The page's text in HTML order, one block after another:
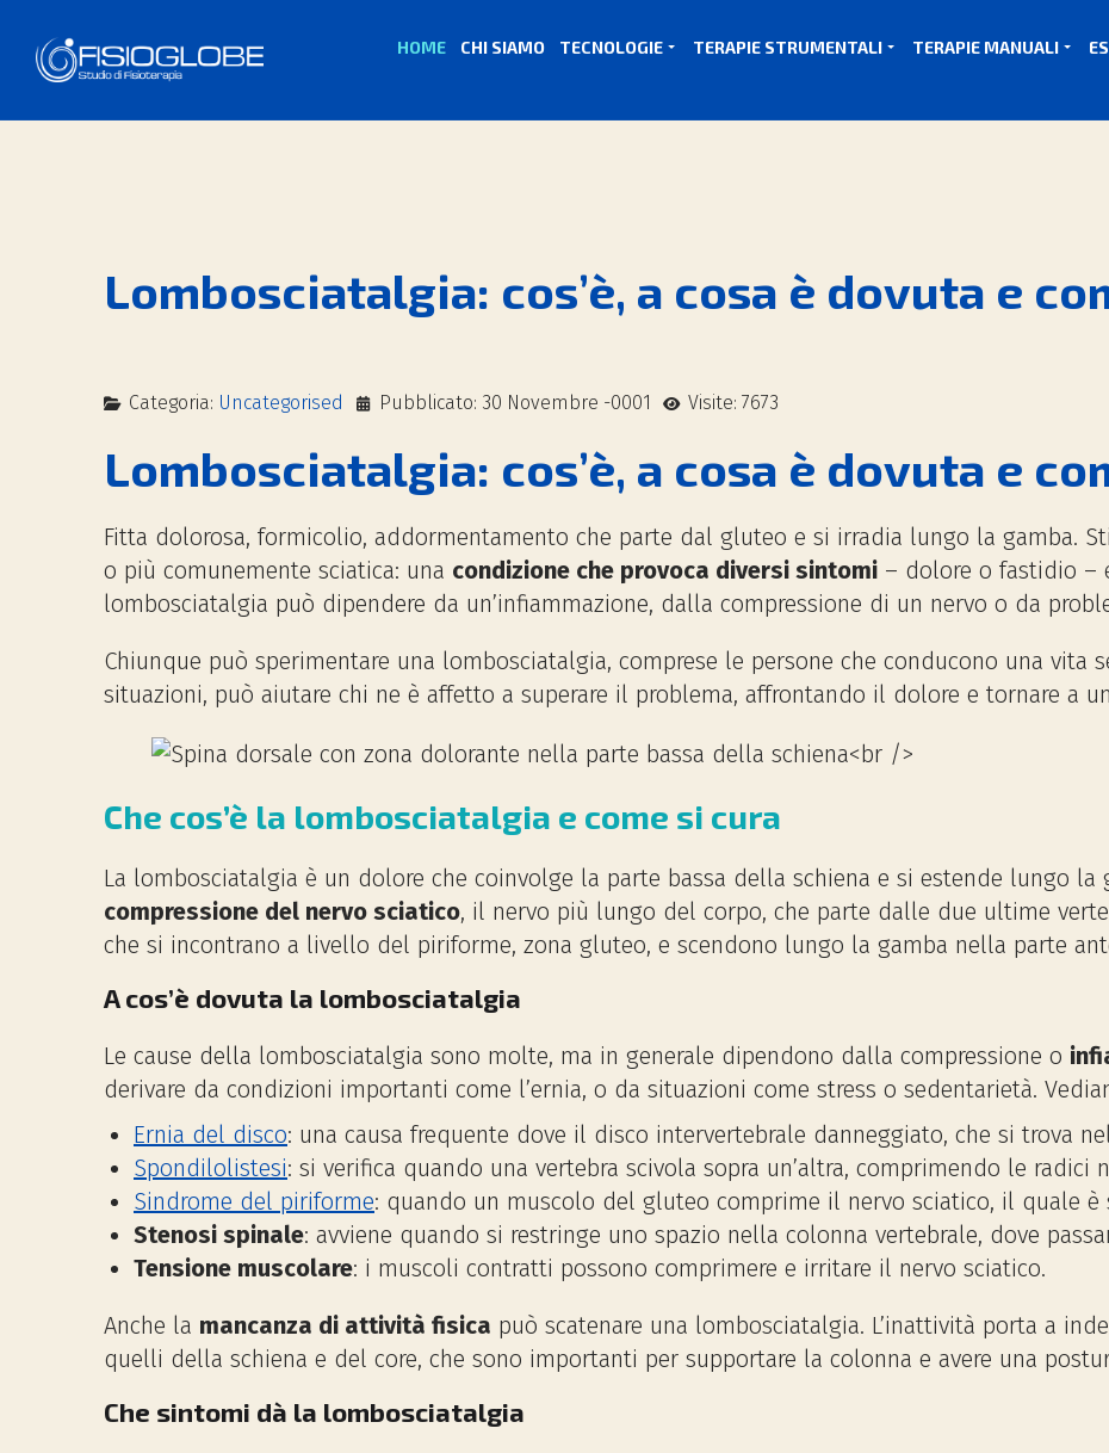
HOME CHI SIAMO TECNOLOGIE TERAPIE STRUMENTALI TERAPIE MANUALI
Lombosciatalgia: cos’è, a cosa è dovuta e
Categoria: Uncategorised Pubblicato: 30 Novembre -0001 Visite: 7673
Lombosciatalgia: cos’è, a cosa è dovuta e
Fitta dolorosa, formicolio, addormentamento che parte dal gluteo e si irradia lungo la gamba.
o più comunemente sciatica: una condizione che provoca diversi sintomi – dolore o fastidio –
lombosciatalgia può dipendere da un’infiammazione, dalla compressione di un nervo o da
Chiunque può sperimentare una lombosciatalgia, comprese le persone che conducono una vita
situazioni, può aiutare chi ne è affetto a superare il problema, affrontando il dolore e tornare a
Che cos’è la lombosciatalgia e come si cura
La lombosciatalgia è un dolore che coinvolge la parte bassa della schiena e si estende lungo la
compressione del nervo sciatico, il nervo più lungo del corpo, che parte dalle due ultime
che si incontrano a livello del piriforme, zona gluteo, e scendono lungo la gamba nella parte
A cos’è dovuta la lombosciatalgia
Le cause della lombosciatalgia sono molte, ma in generale dipendono dalla compressione o
derivare da condizioni importanti come l’ernia, o da situazioni come stress o sedentarietà.
Ernia del disco: una causa frequente dove il disco intervertebrale danneggiato, che si trova
Spondilolistesi: si verifica quando una vertebra scivola sopra un’altra, comprimendo le radici
Sindrome del piriforme: quando un muscolo del gluteo comprime il nervo sciatico, il quale è
Stenosi spinale: avviene quando si restringe uno spazio nella colonna vertebrale, dove
Tensione muscolare: i muscoli contratti possono comprimere e irritare il nervo sciatico.
Anche la mancanza di attività fisica può scatenare una lombosciatalgia. L’inattività porta a
quelli della schiena e del core, che sono importanti per supportare la colonna e avere una
Che sintomi dà la lombosciatalgia